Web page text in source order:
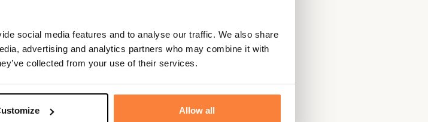
social media features and to analyse our traffic. We also share
advertising and analytics partners who may combine it with
collected from your use of their services.
Allow all